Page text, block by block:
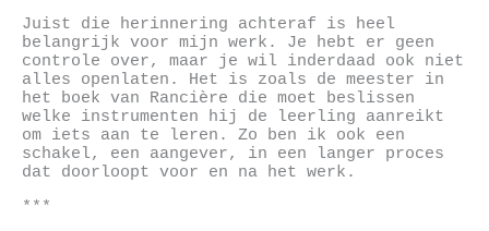
Juist die herinnering achteraf is heel
belangrijk voor mijn werk. Je hebt er geen
controle over, maar je wil inderdaad ook niet
alles openlaten. Het is zoals de meester in
het boek van Rancière die moet beslissen
welke instrumenten hij de leerling aanreikt
om iets aan te leren. Zo ben ik ook een
schakel, een aangever, in een langer proces
dat doorloopt voor en na het werk.
***